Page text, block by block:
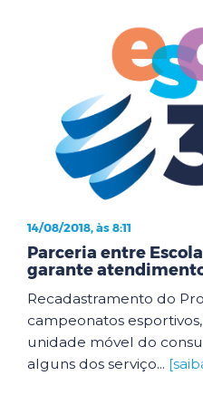
14/08/2018, às 8:11
Parceria entre
garante
Recadastramento do
campeonatos
unidade móvel do
alguns dos serviço...